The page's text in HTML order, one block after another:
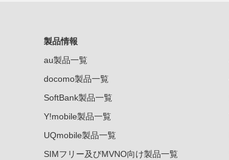
製品情報
au製品一覧
docomo製品一覧
SoftBank製品一覧
Y!mobile製品一覧
UQmobile製品一覧
SIMフリー及びMVNO向け製品一覧